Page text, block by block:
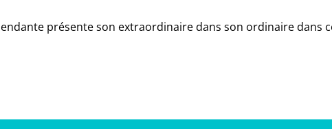
présente son extraordinaire dans son ordinaire dans